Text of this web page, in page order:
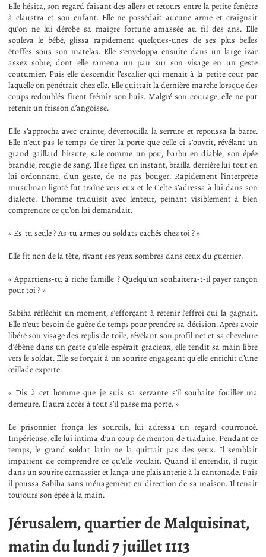
Elle hésita, son regard faisant des allers et retours entre la petite fenêtre
à claustra et son enfant. Elle ne possédait aucune arme et craignait
qu’on ne lui dérobe sa maigre fortune amassée au fil des ans. Elle
souleva le bébé, glissa rapidement quelques-unes de ses plus belles
étoffes sous son matelas. Elle s’enveloppa ensuite dans un large izār
assez sobre, dont elle ramena un pan sur son visage en un geste
coutumier. Puis elle descendit l’escalier qui menait à la petite cour par
laquelle on pénétrait chez elle. Elle quittait la dernière marche lorsque des
coups redoublés firent frémir son huis. Malgré son courage, elle ne put
retenir un frisson d’angoisse.
Elle s’approcha avec crainte, déverrouilla la serrure et repoussa la barre.
Elle n’eut pas le temps de tirer la porte que celle-ci s’ouvrit, révélant un
grand gaillard hirsute, sale comme un pou, barbu en diable, son épée
brandie, rougie de sang. Il se figea un instant, brailla derrière lui tout en
lui ordonnant, d’un geste, de ne pas bouger. Rapidement l’interprète
musulman ligoté fut traîné vers eux et le Celte s’adressa à lui dans son
dialecte. L’homme traduisit avec lenteur, peinant visiblement à bien
comprendre ce qu’on lui demandait.
« Es-tu seule ? As-tu armes ou soldats cachés chez toi ? »
Elle fit non de la tête, rivant ses yeux sombres dans ceux du guerrier.
« Appartiens-tu à riche famille ? Quelqu’un souhaitera-t-il payer rançon
pour toi ? »
Sabiha réfléchit un moment, s’efforçant à retenir l’effroi qui la gagnait.
Elle n’eut besoin de guère de temps pour prendre sa décision. Après avoir
libéré son visage des replis de toile, révélant son profil net et sa chevelure
d’ébène dans un geste qu’elle espérait gracieux, elle tendit sa main libre
vers le soldat. Elle se forçait à un sourire engageant qu’elle enrichit d’une
œillade experte.
« Dis à cet homme que je suis sa servante s’il souhaite fouiller ma
demeure. Il aura accès à tout s’il passe ma porte. »
Le prisonnier fronça les sourcils, lui adressa un regard courroucé.
Impérieuse, elle lui intima d’un coup de menton de traduire. Pendant ce
temps, le grand soldat latin ne la quittait pas des yeux. Il semblait
impatient de comprendre ce qu’elle voulait. Quand il entendit, il rugit
dans un sourire carnassier et lança une plaisanterie à la cantonade. Puis
il poussa Sabiha sans ménagement en direction de sa maison. Il tenait
toujours son épée à la main.
Jérusalem, quartier de Malquisinat,
matin du lundi 7 juillet 1113